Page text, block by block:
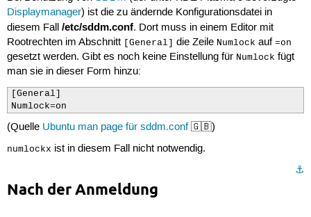
Displaymanager) ist die zu ändernde Konfigurationsdatei in
diesem Fall /etc/sddm.conf. Dort muss in einem Editor mit
Rootrechten im Abschnitt
[General] die Zeile Numlock auf =on
gesetzt werden. Gibt es noch keine Einstellung für Numlock fügt
man sie in dieser Form hinzu:
[General]
Numlock=on
(Quelle Ubuntu man page für sddm.conf🇬🇧)
numlockx ist in diesem Fall nicht notwendig.
⚓︎
Nach der Anmeldung